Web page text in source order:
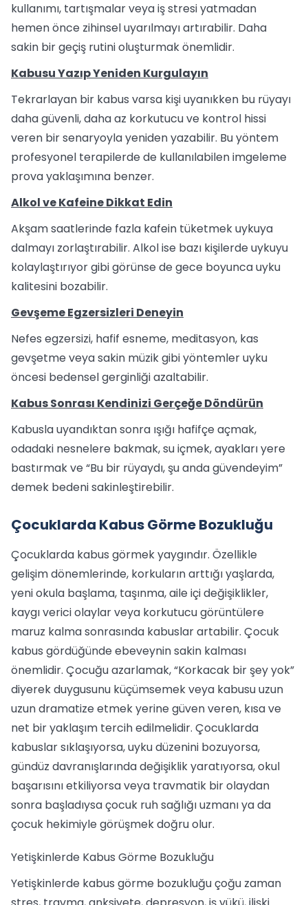
kullanımı, tartışmalar veya iş stresi yatmadan
hemen önce zihinsel uyarılmayı artırabilir. Daha
sakin bir geçiş rutini oluşturmak önemlidir.
Kabusu Yazıp Yeniden Kurgulayın
Tekrarlayan bir kabus varsa kişi uyanıkken bu rüyayı
daha güvenli, daha az korkutucu ve kontrol hissi
veren bir senaryoyla yeniden yazabilir. Bu yöntem
profesyonel terapilerde de kullanılabilen imgeleme
prova yaklaşımına benzer.
Alkol ve Kafeine Dikkat Edin
Akşam saatlerinde fazla kafein tüketmek uykuya
dalmayı zorlaştırabilir. Alkol ise bazı kişilerde uykuyu
kolaylaştırıyor gibi görünse de gece boyunca uyku
kalitesini bozabilir.
Gevşeme Egzersizleri Deneyin
Nefes egzersizi, hafif esneme, meditasyon, kas
gevşetme veya sakin müzik gibi yöntemler uyku
öncesi bedensel gerginliği azaltabilir.
Kabus Sonrası Kendinizi Gerçeğe Döndürün
Kabusla uyandıktan sonra ışığı hafifçe açmak,
odadaki nesnelere bakmak, su içmek, ayakları yere
bastırmak ve “Bu bir rüyaydı, şu anda güvendeyim”
demek bedeni sakinleştirebilir.
Çocuklarda Kabus Görme Bozukluğu
Çocuklarda kabus görmek yaygındır. Özellikle
gelişim dönemlerinde, korkuların arttığı yaşlarda,
yeni okula başlama, taşınma, aile içi değişiklikler,
kaygı verici olaylar veya korkutucu görüntülere
maruz kalma sonrasında kabuslar artabilir. Çocuk
kabus gördüğünde ebeveynin sakin kalması
önemlidir. Çocuğu azarlamak, “Korkacak bir şey yok”
diyerek duygusunu küçümsemek veya kabusu uzun
uzun dramatize etmek yerine güven veren, kısa ve
net bir yaklaşım tercih edilmelidir. Çocuklarda
kabuslar sıklaşıyorsa, uyku düzenini bozuyorsa,
gündüz davranışlarında değişiklik yaratıyorsa, okul
başarısını etkiliyorsa veya travmatik bir olaydan
sonra başladıysa çocuk ruh sağlığı uzmanı ya da
çocuk hekimiyle görüşmek doğru olur.
Yetişkinlerde Kabus Görme Bozukluğu
Yetişkinlerde kabus görme bozukluğu çoğu zaman